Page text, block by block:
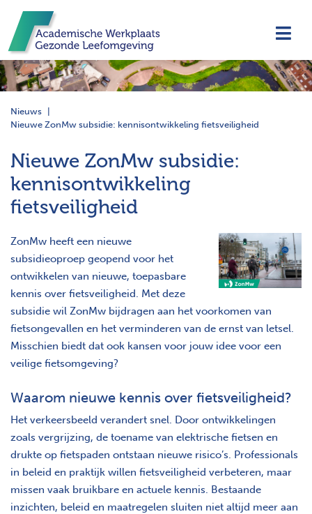
Nieuws
Nieuwe ZonMw subsidie: kennisontwikkeling fietsveiligheid
Nieuwe ZonMw subsidie:
kennisontwikkeling
fietsveiligheid
ZonMw heeft een nieuwe
subsidieoproep geopend voor het
ontwikkelen van nieuwe, toepasbare
kennis over fietsveiligheid. Met deze
subsidie wil ZonMw bijdragen aan het voorkomen van
fietsongevallen en het verminderen van de ernst van letsel.
Misschien biedt dat ook kansen voor jouw idee voor een
veilige fietsomgeving?
Waarom nieuwe kennis over fietsveiligheid?
Het verkeersbeeld verandert snel. Door ontwikkelingen
zoals vergrijzing, de toename van elektrische fietsen en
drukte op fietspaden ontstaan nieuwe risico’s. Professionals
in beleid en praktijk willen fietsveiligheid verbeteren, maar
missen vaak bruikbare en actuele kennis. Bestaande
inzichten, beleid en maatregelen sluiten niet altijd meer aan